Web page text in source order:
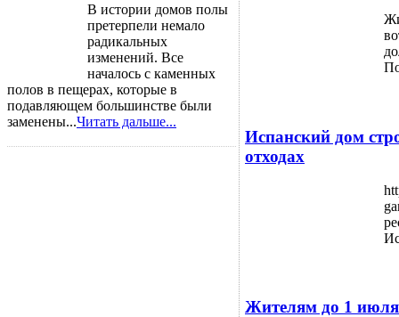
В истории домов полы
претерпели немало
радикальных
изменений. Все
началось с каменных
полов в пещерах, которые в
подавляющем большинстве были
заменены...Читать дальше...
Испанский дом
отходах
Жителям до 1 июля